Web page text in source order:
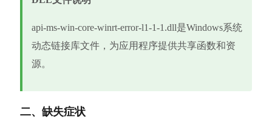
api-ms-win-core-winrt-error-l1-1-1.dll是Windows系统
动态链接库文件，为应用程序提供共享函数和资
源。
二、缺失症状